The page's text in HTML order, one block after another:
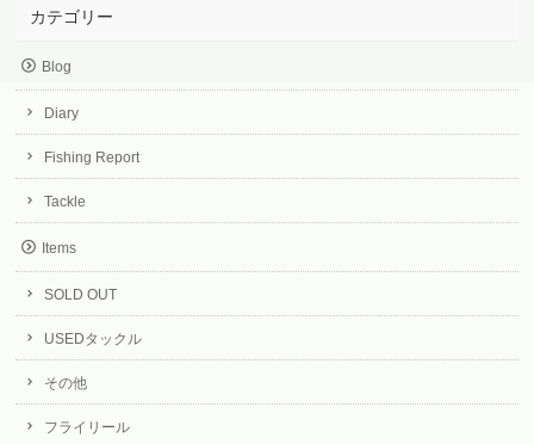
カテゴリー
Blog
Diary
Fishing Report
Tackle
Items
SOLD OUT
USEDタックル
その他
フライリール